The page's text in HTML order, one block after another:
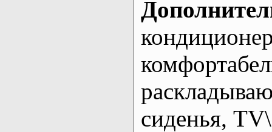
сиденья,